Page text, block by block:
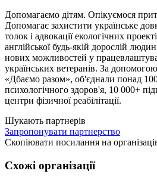
Допомагаємо дітям. Опікуємося
Допомагає захистити українське
толок і адвокації екологічних
англійської будь-якій дорослій
нових можливостей у
українських ветеранів. За
«Дбаємо разом», об'єднали понад
психологічного здоров'я, 10 000+
центри фізичної реабілітації.
Шукають партнерів
Запропонувати партнерство
Скопіювати посилання на
Схожі організації